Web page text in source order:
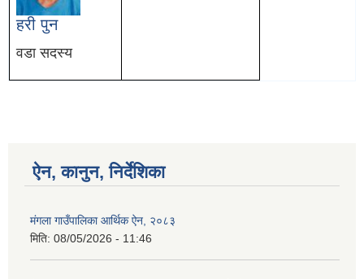
हरी पुन
वडा सदस्य
ऐन, कानुन, निर्देशिका
मंगला गाउँपालिका आर्थिक ऐन, २०८३
मिति: 08/05/2026 - 11:46